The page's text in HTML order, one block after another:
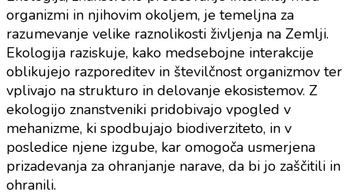
organizmi in njihovim okoljem, je temeljna za
razumevanje velike raznolikosti življenja na Zemlji.
Ekologija raziskuje, kako medsebojne interakcije
oblikujejo razporeditev in številčnost organizmov ter
vplivajo na strukturo in delovanje ekosistemov. Z
ekologijo znanstveniki pridobivajo vpogled v
mehanizme, ki spodbujajo biodiverziteto, in v
posledice njene izgube, kar omogoča usmerjena
prizadevanja za ohranjanje narave, da bi jo zaščitili in
ohranili.